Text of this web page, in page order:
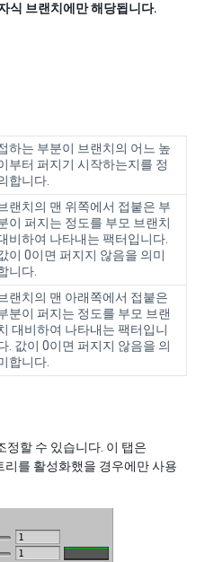
식 브랜치에만 해당됩니다.
하는 부분이 브랜치의 어느 높
부터 퍼지기 시작하는지를 정
합니다.
랜치의 맨 위쪽에서 접붙은 부
이 퍼지는 정도를 부모 브랜치
비하여 나타내는 팩터입니다.
이 0이면 퍼지지 않음을 의미
니다.
랜치의 맨 아래쪽에서 접붙은
분이 퍼지는 정도를 부모 브랜
대비하여 나타내는 팩터입니
. 값이 0이면 퍼지지 않음을 의
합니다.
정할 수 있습니다. 이 탭은
리를 활성화했을 경우에만 사용